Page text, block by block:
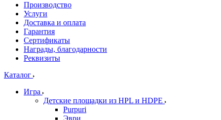
Производство
Услуги
Доставка и оплата
Гарантия
Сертификаты
Награды, благодарности
Реквизиты
Каталог
Игра
Детские площадки из HPL и HDPE
Purpuri
Эври